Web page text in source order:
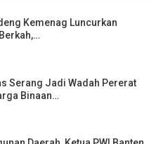
Kemenag Luncurkan
Serang Jadi Wadah Pererat
Binaan…